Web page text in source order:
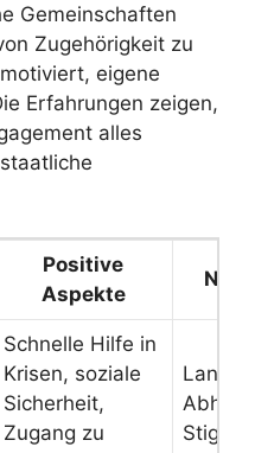
Gemeinschaften
Zugehörigkeit zu
eigene
Erfahrungen zeigen,
alles
Positive
Aspekte
Schnelle Hilfe in
Krisen, soziale
Sicherheit,
Zugang zu